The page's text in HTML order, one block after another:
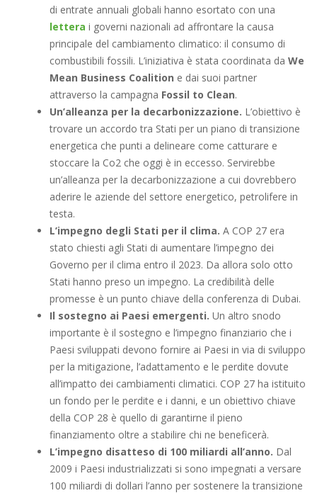
di entrate annuali globali hanno esortato con una
lettera i governi nazionali ad affrontare la causa
principale del cambiamento climatico: il consumo di
combustibili fossili. L’iniziativa è stata coordinata da We
Mean Business Coalition e dai suoi partner
attraverso la campagna Fossil to Clean.
Un’alleanza per la decarbonizzazione. L’obiettivo è
trovare un accordo tra Stati per un piano di transizione
energetica che punti a delineare come catturare e
stoccare la Co2 che oggi è in eccesso. Servirebbe
un’alleanza per la decarbonizzazione a cui dovrebbero
aderire le aziende del settore energetico, petrolifere in
testa.
L’impegno degli Stati per il clima. A COP 27 era
stato chiesti agli Stati di aumentare l’impegno dei
Governo per il clima entro il 2023. Da allora solo otto
Stati hanno preso un impegno. La credibilità delle
promesse è un punto chiave della conferenza di Dubai.
Il sostegno ai Paesi emergenti. Un altro snodo
importante è il sostegno e l’impegno finanziario che i
Paesi sviluppati devono fornire ai Paesi in via di sviluppo
per la mitigazione, l’adattamento e le perdite dovute
all’impatto dei cambiamenti climatici. COP 27 ha istituito
un fondo per le perdite e i danni, e un obiettivo chiave
della COP 28 è quello di garantirne il pieno
finanziamento oltre a stabilire chi ne beneficerà.
L’impegno disatteso di 100 miliardi all’anno. Dal
2009 i Paesi industrializzati si sono impegnati a versare
100 miliardi di dollari l’anno per sostenere la transizione